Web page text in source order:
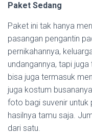
Paket Sedang
Paket ini tak hanya
pasangan pengantin
pernikahannya,
undangannya, tapi
bisa juga termasuk
juga kostum
foto bagi suvenir untuk
hasilnya tamu saja.
dari satu.